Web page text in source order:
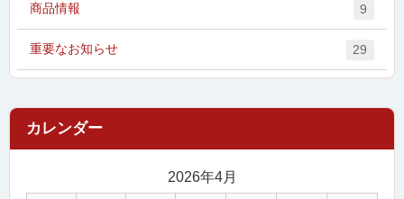
商品情報 9
重要なお知らせ 29
2026年4月